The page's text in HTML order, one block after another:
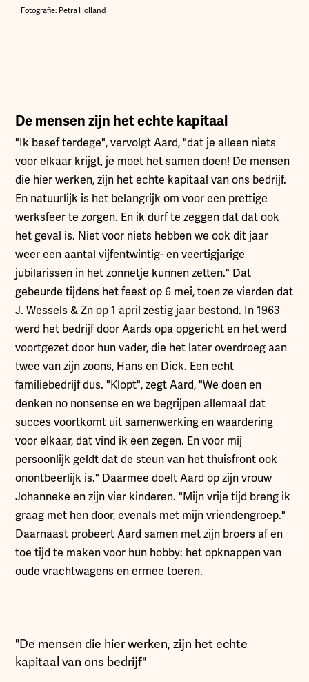
Fotografie: Petra Holland
De mensen zijn het echte kapitaal
"Ik besef terdege", vervolgt Aard, "dat je alleen niets
voor elkaar krijgt, je moet het samen doen! De mensen
die hier werken, zijn het echte kapitaal van ons bedrijf.
En natuurlijk is het belangrijk om voor een prettige
werksfeer te zorgen. En ik durf te zeggen dat dat ook
het geval is. Niet voor niets hebben we ook dit jaar
weer een aantal vijfentwintig- en veertigjarige
jubilarissen in het zonnetje kunnen zetten." Dat
gebeurde tijdens het feest op 6 mei, toen ze vierden dat
J. Wessels & Zn op 1 april zestig jaar bestond. In 1963
werd het bedrijf door Aards opa opgericht en het werd
voortgezet door hun vader, die het later overdroeg aan
twee van zijn zoons, Hans en Dick. Een echt
familiebedrijf dus. "Klopt", zegt Aard, "We doen en
denken no nonsense en we begrijpen allemaal dat
succes voortkomt uit samenwerking en waardering
voor elkaar, dat vind ik een zegen. En voor mij
persoonlijk geldt dat de steun van het thuisfront ook
onontbeerlijk is." Daarmee doelt Aard op zijn vrouw
Johanneke en zijn vier kinderen. "Mijn vrije tijd breng ik
graag met hen door, evenals met mijn vriendengroep."
Daarnaast probeert Aard samen met zijn broers af en
toe tijd te maken voor hun hobby: het opknappen van
oude vrachtwagens en ermee toeren.
"De mensen die hier werken, zijn het echte
kapitaal van ons bedrijf"